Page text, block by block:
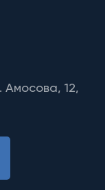
Амосова, 12,